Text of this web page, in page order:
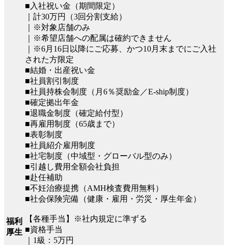
福利
厚生
■入社祝い金（期間限定）
｜計30万円（3回分割支給）
｜※対象店舗のみ
｜※希望店舗への配属は確約できません
｜※6月16日以降にご応募、かつ10月末までにご入社
された方限定
■結婚・出産祝い金
■社員割引制度
■社員持株会制度（月6％奨励金／E-ship制度）
■確定拠出年金
■退職金制度（確定給付型）
■再雇用制度（65歳まで）
■表彰制度
■社員紹介雇用制度
■社宅制度（中域型・グローバル型のみ）
■引越し費用全額会社負担
■赴任補助
■不妊治療提携（AMH検査費用無料）
■社会保険完備（健康・雇用・労災・厚生年金）
【各種手当】※社内規定に準ずる
■資格手当
｜1級：5万円